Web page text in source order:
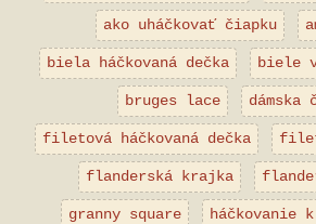
ako uháčkovať čiapku
biela háčkovaná dečka biele
bruges lace dámska
filetová háčkovaná dečka
flanderská krajka
granny square háčkovanie